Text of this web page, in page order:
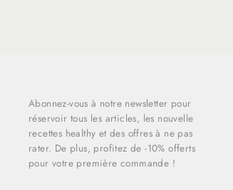
Abonnez-vous à notre newsletter pour
réservoir tous les articles, les nouvelle
recettes healthy et des offres à ne pas
rater. De plus, profitez de -10% offerts
pour votre première commande !